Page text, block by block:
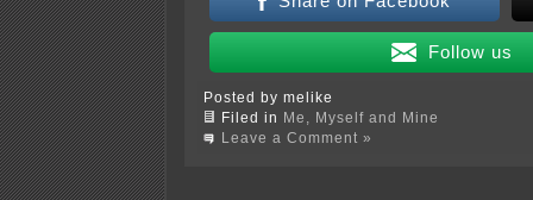
Follow us
Posted by melike
Filed in
Me, Myself and Mine
Leave a Comment »